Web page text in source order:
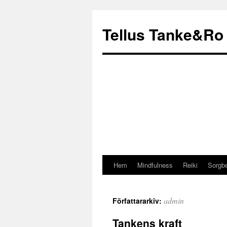
Tellus Tanke&Ro
Hem Mindfulness Reiki
Författararkiv: admin
Tankens kraft